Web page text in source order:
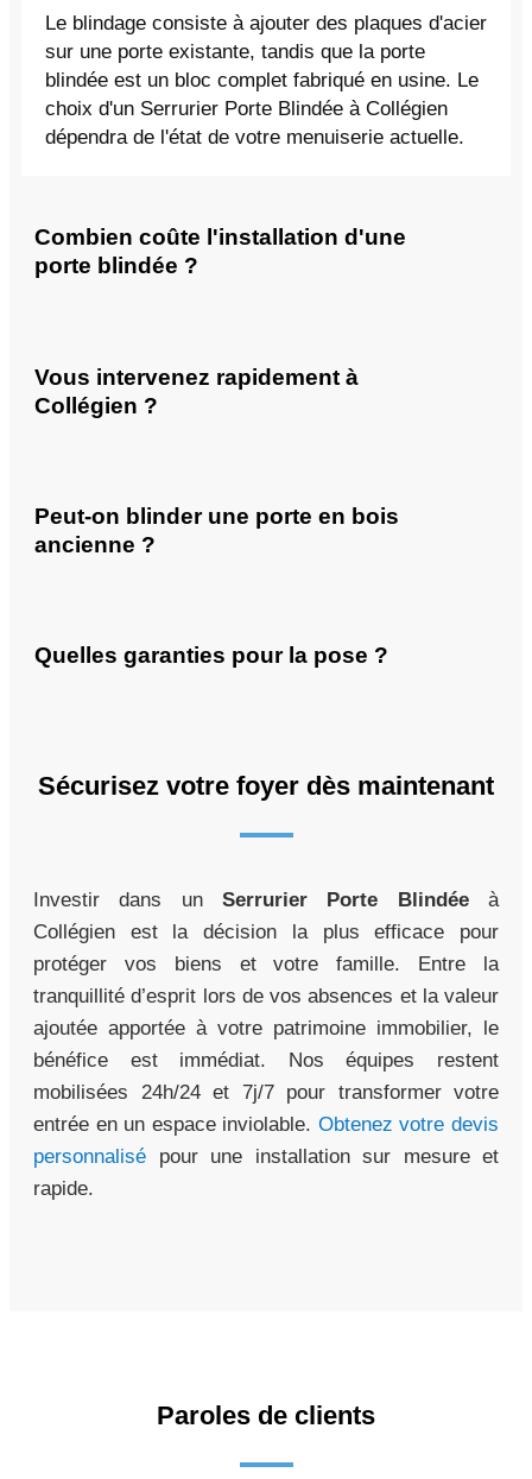
Le blindage consiste à ajouter des plaques d'acier
sur une porte existante, tandis que la porte
blindée est un bloc complet fabriqué en usine. Le
choix d'un Serrurier Porte Blindée à Collégien
dépendra de l'état de votre menuiserie actuelle.
Combien coûte l'installation d'une
porte blindée ?
Vous intervenez rapidement à
Collégien ?
Peut-on blinder une porte en bois
ancienne ?
Quelles garanties pour la pose ?
Sécurisez votre foyer dès maintenant
Investir dans un Serrurier Porte Blindéeà
Collégien est la décision la plus efficace pour
protéger vos biens et votre famille. Entre la
tranquillité d’esprit lors de vos absences et la valeur
ajoutée apportée à votre patrimoine immobilier, le
bénéfice est immédiat. Nos équipes restent
mobilisées 24h/24 et 7j/7 pour transformer votre
entrée en un espace inviolable. Obtenez votre devis
personnalisé pour une installation sur mesure et
rapide.
Paroles de clients